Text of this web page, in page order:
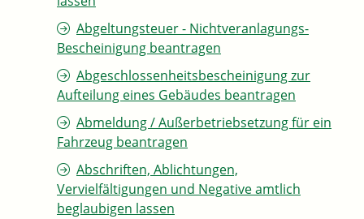
Abgeltungsteuer - Nichtveranlagungs-
Bescheinigung beantragen
Abgeschlossenheitsbescheinigung zur
Aufteilung eines Gebäudes beantragen
Abmeldung / Außerbetriebsetzung für ein
Fahrzeug beantragen
Abschriften, Ablichtungen,
Vervielfältigungen und Negative amtlich
beglaubigen lassen